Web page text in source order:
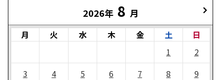
2026年 8 月
月 火 水 木 金 土
日
1
2
3
4 5 6 7 8
9